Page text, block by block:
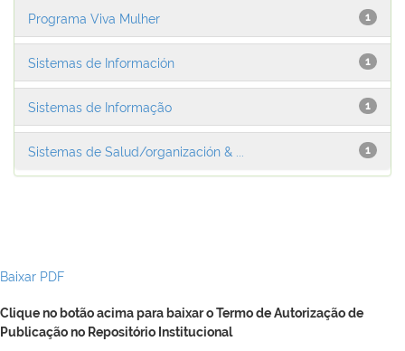
1
Programa Viva Mulher
1
Sistemas de Información
1
Sistemas de Informação
1
Sistemas de Salud/organización & ...
Baixar PDF
Clique no botão acima para baixar o Termo de Autorização de
Publicação no Repositório Institucional